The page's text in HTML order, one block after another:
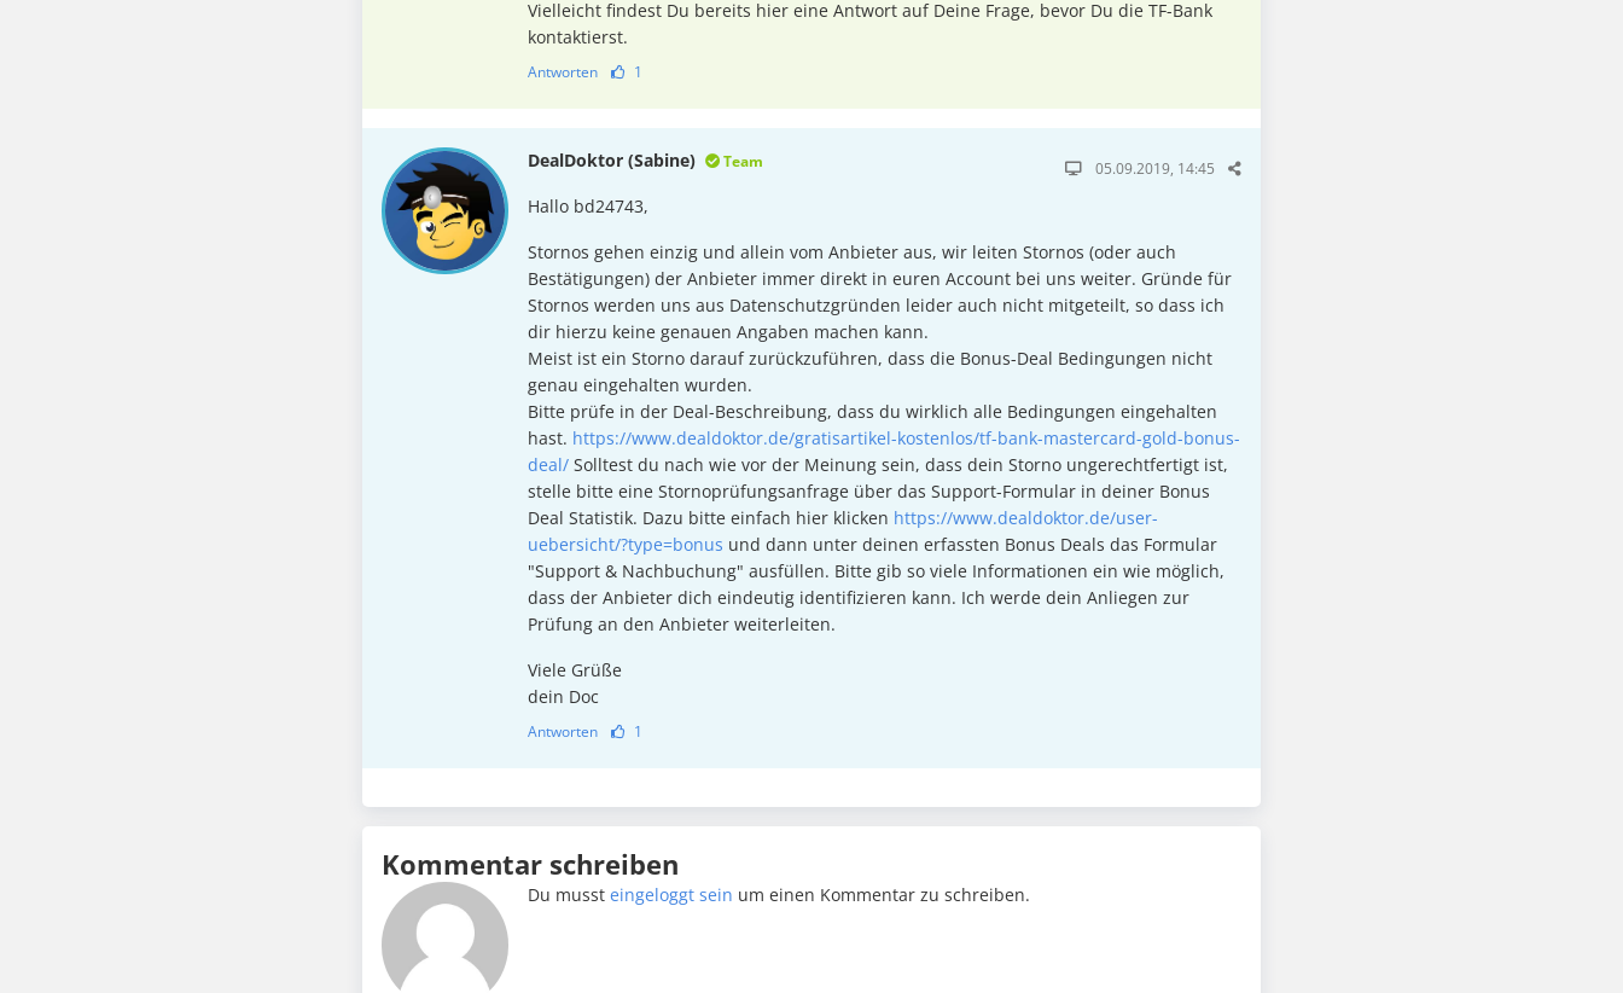
Vielleicht findest Du bereits hier eine Antwort auf Deine Frage, bevor Du die TF-Bank
kontaktierst.
Antworten 1
DealDoktor (Sabine) Team 05.09.2019, 14:45
Hallo bd24743,
Stornos gehen einzig und allein vom Anbieter aus, wir leiten Stornos (oder auch
Bestätigungen) der Anbieter immer direkt in euren Account bei uns weiter. Gründe für
Stornos werden uns aus Datenschutzgründen leider auch nicht mitgeteilt, so dass ich
dir hierzu keine genauen Angaben machen kann.
Meist ist ein Storno darauf zurückzuführen, dass die Bonus-Deal Bedingungen nicht
genau eingehalten wurden.
Bitte prüfe in der Deal-Beschreibung, dass du wirklich alle Bedingungen eingehalten
hast. https://www.dealdoktor.de/gratisartikel-kostenlos/tf-bank-mastercard-gold-bonus-
deal/ Solltest du nach wie vor der Meinung sein, dass dein Storno ungerechtfertigt ist,
stelle bitte eine Stornoprüfungsanfrage über das Support-Formular in deiner Bonus
Deal Statistik. Dazu bitte einfach hier klicken https://www.dealdoktor.de/user-
uebersicht/?type=bonus und dann unter deinen erfassten Bonus Deals das Formular
"Support & Nachbuchung" ausfüllen. Bitte gib so viele Informationen ein wie möglich,
dass der Anbieter dich eindeutig identifizieren kann. Ich werde dein Anliegen zur
Prüfung an den Anbieter weiterleiten.
Viele Grüße
dein Doc
Antworten 1
Kommentar schreiben
Du mussteingeloggt sein um einen Kommentar zu schreiben.